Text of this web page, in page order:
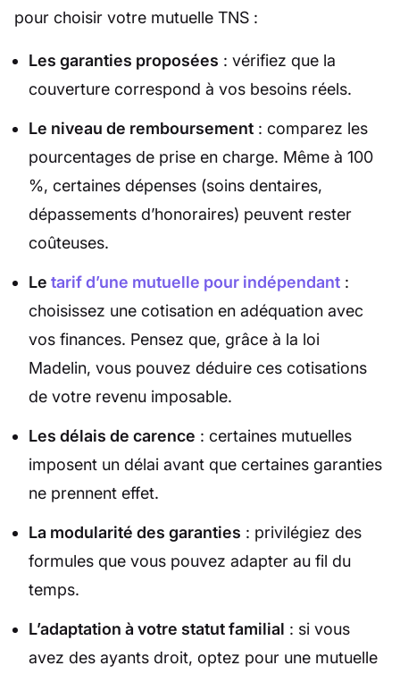
pour choisir votre mutuelle TNS :
Les garanties proposées : vérifiez que la
couverture correspond à vos besoins réels.
Le niveau de remboursement : comparez les
pourcentages de prise en charge. Même à 100
%, certaines dépenses (soins dentaires,
dépassements d’honoraires) peuvent rester
coûteuses.
Le tarif d’une mutuelle pour indépendant :
choisissez une cotisation en adéquation avec
vos finances. Pensez que, grâce à la loi
Madelin, vous pouvez déduire ces cotisations
de votre revenu imposable.
Les délais de carence : certaines mutuelles
imposent un délai avant que certaines garanties
ne prennent effet.
La modularité des garanties : privilégiez des
formules que vous pouvez adapter au fil du
temps.
L’adaptation à votre statut familial : si vous
avez des ayants droit, optez pour une mutuelle